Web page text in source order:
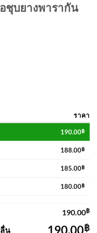
ชุบยางพารากัน
ราคา
190.00฿
188.00฿
185.00฿
180.00฿
190.00฿
น 190.00฿